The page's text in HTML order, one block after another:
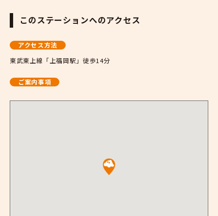
このステーションへのアクセス
アクセス方法
東武東上線「上福岡駅」徒歩14分
ご案内事項